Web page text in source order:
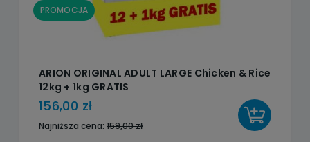
ARION ORIGINAL ADULT LARGE Chicken & Rice
12kg + 1kg GRATIS
156,00 zł
Najniższa cena: 159,00 zł
PROMOCJA